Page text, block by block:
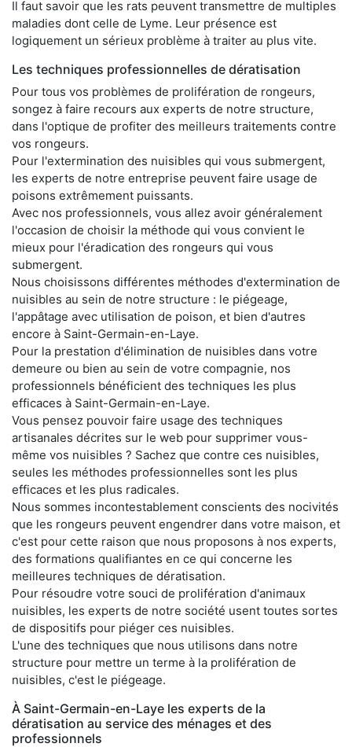
Il faut savoir que les rats peuvent transmettre de multiples
maladies dont celle de Lyme. Leur présence est
logiquement un sérieux problème à traiter au plus vite.
Les techniques professionnelles de dératisation
Pour tous vos problèmes de prolifération de rongeurs,
songez à faire recours aux experts de notre structure,
dans l'optique de profiter des meilleurs traitements contre
vos rongeurs.
Pour l'extermination des nuisibles qui vous submergent,
les experts de notre entreprise peuvent faire usage de
poisons extrêmement puissants.
Avec nos professionnels, vous allez avoir généralement
l'occasion de choisir la méthode qui vous convient le
mieux pour l'éradication des rongeurs qui vous
submergent.
Nous choisissons différentes méthodes d'extermination de
nuisibles au sein de notre structure : le piégeage,
l'appâtage avec utilisation de poison, et bien d'autres
encore à Saint-Germain-en-Laye.
Pour la prestation d'élimination de nuisibles dans votre
demeure ou bien au sein de votre compagnie, nos
professionnels bénéficient des techniques les plus
efficaces à Saint-Germain-en-Laye.
Vous pensez pouvoir faire usage des techniques
artisanales décrites sur le web pour supprimer vous-
même vos nuisibles ? Sachez que contre ces nuisibles,
seules les méthodes professionnelles sont les plus
efficaces et les plus radicales.
Nous sommes incontestablement conscients des nocivités
que les rongeurs peuvent engendrer dans votre maison, et
c'est pour cette raison que nous proposons à nos experts,
des formations qualifiantes en ce qui concerne les
meilleures techniques de dératisation.
Pour résoudre votre souci de prolifération d'animaux
nuisibles, les experts de notre société usent toutes sortes
de dispositifs pour piéger ces nuisibles.
L'une des techniques que nous utilisons dans notre
structure pour mettre un terme à la prolifération de
nuisibles, c'est le piégeage.
À Saint-Germain-en-Laye les experts de la
dératisation au service des ménages et des
professionnels